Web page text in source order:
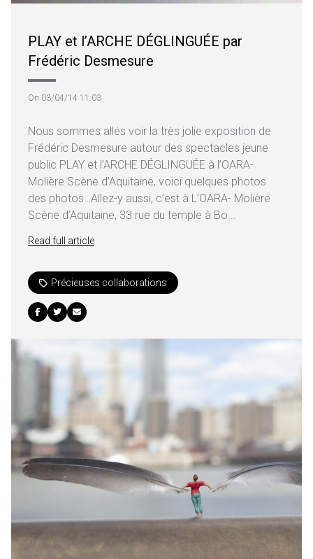
PLAY et l’ARCHE DÉGLINGUÉE par
Frédéric Desmesure
On 03/04/14 11:03
Nous sommes allés voir la très jolie exposition de
Frédéric Desmesure autour des spectacles jeune
public PLAY et l’ARCHE DÉGLINGUÉE à l’OARA-
Molière Scène d’Aquitaine, voici quelques photos
des photos…Allez-y aussi, c’est à L’OARA- Molière
Scène d’Aquitaine, 33 rue du temple à Bo...
Read full article
Précieuses collaborations